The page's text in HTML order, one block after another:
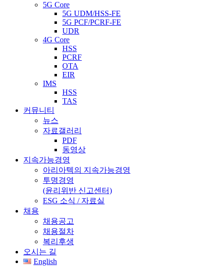
5G Core
5G UDM/HSS-FE
5G PCF/PCRF-FE
UDR
4G Core
HSS
PCRF
OTA
EIR
IMS
HSS
TAS
커뮤니티
뉴스
자료갤러리
PDF
동영상
지속가능경영
아리아텍의 지속가능경영
투명경영
(윤리위반 신고센터)
ESG 소식 / 자료실
채용
채용공고
채용절차
복리후생
오시는 길
English